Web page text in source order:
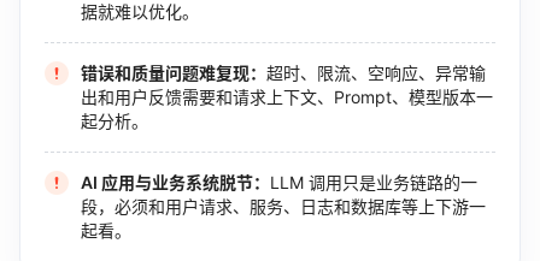
据就难以优化。
错误和质量问题难复现： 超时、限流、空响应、异常输
出和用户反馈需要和请求上下文、Prompt、模型版本一
起分析。
AI 应用与业务系统脱节： LLM 调用只是业务链路的一
段，必须和用户请求、服务、日志和数据库等上下游一
起看。